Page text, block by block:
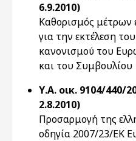
6.9.2010)
Καθορισμός μέτρων
για την εκτέλεση
κανονισμού του
και του Συμβουλίου
Υ.Α. οικ. 9104/440/
2.8.2010)
Προσαρμογή της
οδηγία 2007/23/ΕΚ